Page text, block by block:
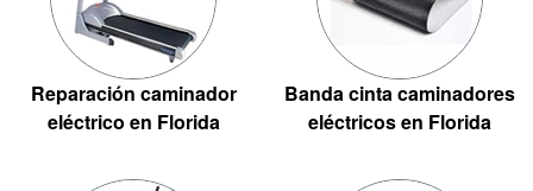
Reparación caminador
eléctrico en Florida
Banda cinta caminadores
eléctricos en Florida